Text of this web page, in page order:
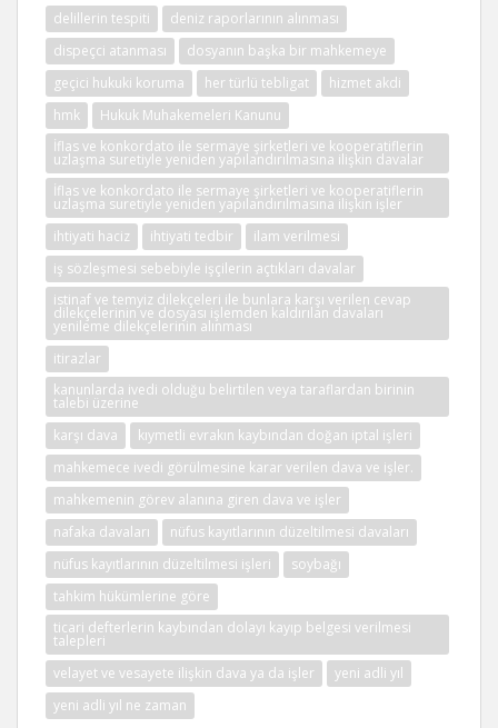
delillerin tespiti
deniz raporlarının alınması
dispeçci atanması
dosyanın başka bir mahkemeye
geçici hukuki koruma
her türlü tebligat
hizmet akdi
hmk
Hukuk Muhakemeleri Kanunu
İflas ve konkordato ile sermaye şirketleri ve kooperatiflerin
uzlaşma suretiyle yeniden yapılandırılmasına ilişkin davalar
İflas ve konkordato ile sermaye şirketleri ve kooperatiflerin
uzlaşma suretiyle yeniden yapılandırılmasına ilişkin işler
ihtiyati haciz
ihtiyati tedbir
ilam verilmesi
iş sözleşmesi sebebiyle işçilerin açtıkları davalar
istinaf ve temyiz dilekçeleri ile bunlara karşı verilen cevap
dilekçelerinin ve dosyası işlemden kaldırılan davaları
yenileme dilekçelerinin alınması
itirazlar
kanunlarda ivedi olduğu belirtilen veya taraflardan birinin
talebi üzerine
karşı dava
kıymetli evrakın kaybından doğan iptal işleri
mahkemece ivedi görülmesine karar verilen dava ve işler.
mahkemenin görev alanına giren dava ve işler
nafaka davaları
nüfus kayıtlarının düzeltilmesi davaları
nüfus kayıtlarının düzeltilmesi işleri
soybağı
tahkim hükümlerine göre
ticari defterlerin kaybından dolayı kayıp belgesi verilmesi
talepleri
velayet ve vesayete ilişkin dava ya da işler
yeni adli yıl
yeni adli yıl ne zaman